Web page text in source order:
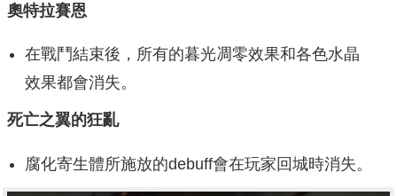
奧特拉賽恩
在戰鬥結束後，所有的暮光凋零效果和各色水晶
效果都會消失。
死亡之翼的狂亂
腐化寄生體所施放的debuff會在玩家回城時消失。